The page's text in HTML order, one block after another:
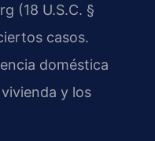
(18 U.S.C. §
casos.
doméstica
y los